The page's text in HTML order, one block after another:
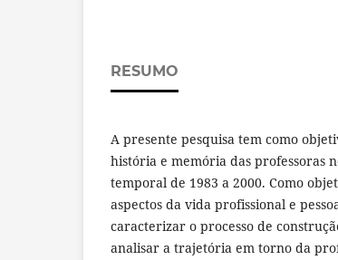
RESUMO
A presente pesquisa tem como
história e memória das professoras
temporal de 1983 a 2000. Como
aspectos da vida profissional e
caracterizar o processo de
analisar a trajetória em torno da